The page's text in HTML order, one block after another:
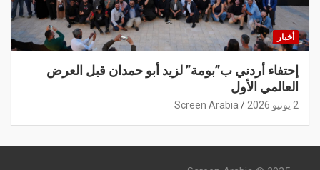
أخبار
إحتفاء أردني ب”بومة” لزيد أبو حمدان قبل العرض
العالمي الأول
2 يونيو 2026 Screen Arabia